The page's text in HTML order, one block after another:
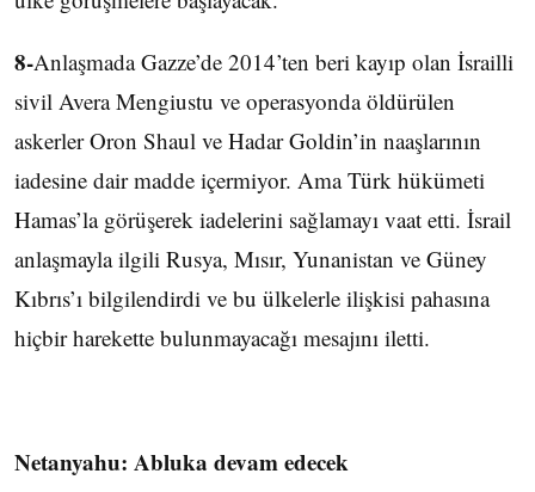
8-Anlaşmada Gazze’de 2014’ten beri kayıp olan İsrailli
sivil Avera Mengiustu ve operasyonda öldürülen
askerler Oron Shaul ve Hadar Goldin’in naaşlarının
iadesine dair madde içermiyor. Ama Türk hükümeti
Hamas’la görüşerek iadelerini sağlamayı vaat etti. İsrail
anlaşmayla ilgili Rusya, Mısır, Yunanistan ve Güney
Kıbrıs’ı bilgilendirdi ve bu ülkelerle ilişkisi pahasına
hiçbir harekette bulunmayacağı mesajını iletti.
Netanyahu: Abluka devam edecek